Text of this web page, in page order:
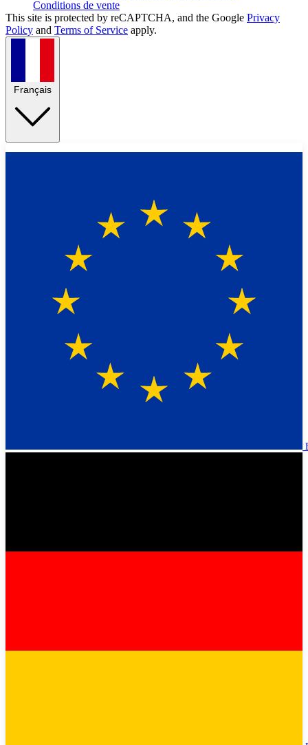
Conditions de vente
This site is protected by reCAPTCHA, and the Google Privacy
Policy and Terms of Service apply.
Français